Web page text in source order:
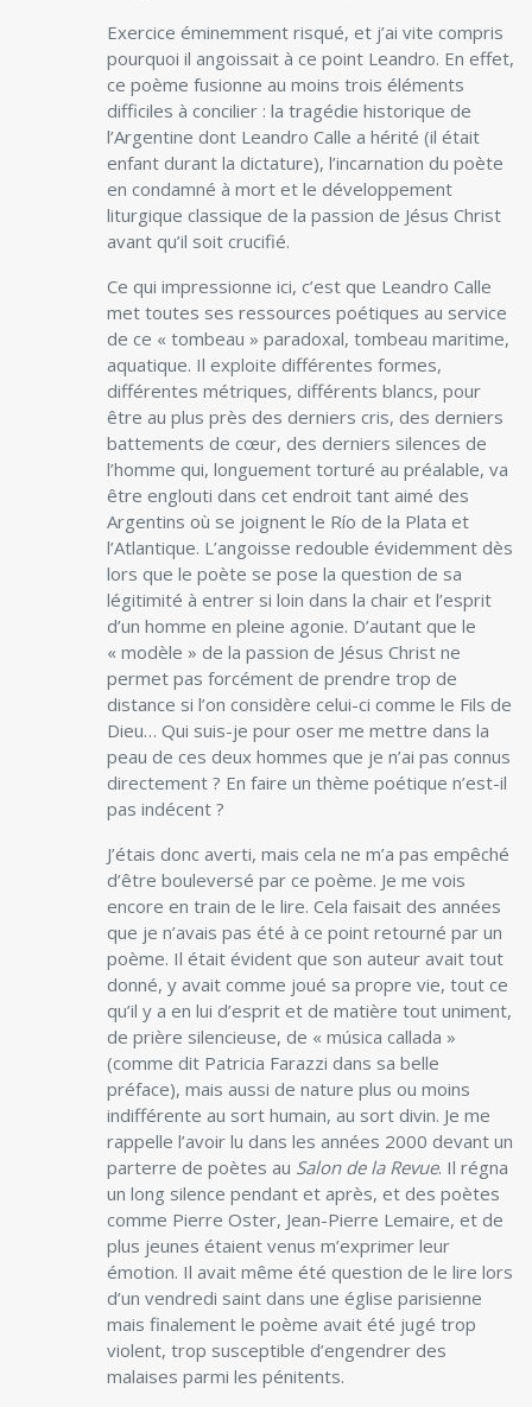
Exercice éminemment risqué, et j’ai vite compris
pourquoi il angoissait à ce point Leandro. En effet,
ce poème fusionne au moins trois éléments
difficiles à concilier : la tragédie historique de
l’Argentine dont Leandro Calle a hérité (il était
enfant durant la dictature), l’incarnation du poète
en condamné à mort et le développement
liturgique classique de la passion de Jésus Christ
avant qu’il soit crucifié.
Ce qui impressionne ici, c’est que Leandro Calle
met toutes ses ressources poétiques au service
de ce « tombeau » paradoxal, tombeau maritime,
aquatique. Il exploite différentes formes,
différentes métriques, différents blancs, pour
être au plus près des derniers cris, des derniers
battements de cœur, des derniers silences de
l’homme qui, longuement torturé au préalable, va
être englouti dans cet endroit tant aimé des
Argentins où se joignent le Río de la Plata et
l’Atlantique. L’angoisse redouble évidemment dès
lors que le poète se pose la question de sa
légitimité à entrer si loin dans la chair et l’esprit
d’un homme en pleine agonie. D’autant que le
« modèle » de la passion de Jésus Christ ne
permet pas forcément de prendre trop de
distance si l’on considère celui-ci comme le Fils de
Dieu… Qui suis-je pour oser me mettre dans la
peau de ces deux hommes que je n’ai pas connus
directement ? En faire un thème poétique n’est-il
pas indécent ?
J’étais donc averti, mais cela ne m’a pas empêché
d’être bouleversé par ce poème. Je me vois
encore en train de le lire. Cela faisait des années
que je n’avais pas été à ce point retourné par un
poème. Il était évident que son auteur avait tout
donné, y avait comme joué sa propre vie, tout ce
qu’il y a en lui d’esprit et de matière tout uniment,
de prière silencieuse, de « música callada »
(comme dit Patricia Farazzi dans sa belle
préface), mais aussi de nature plus ou moins
indifférente au sort humain, au sort divin. Je me
rappelle l’avoir lu dans les années 2000 devant un
parterre de poètes au Salon de la Revue. Il régna
un long silence pendant et après, et des poètes
comme Pierre Oster, Jean-Pierre Lemaire, et de
plus jeunes étaient venus m’exprimer leur
émotion. Il avait même été question de le lire lors
d’un vendredi saint dans une église parisienne
mais finalement le poème avait été jugé trop
violent, trop susceptible d’engendrer des
malaises parmi les pénitents.